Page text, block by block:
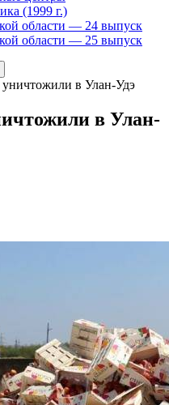
(1999 г.)
области — 24 выпуск
области — 25 выпуск
уничтожили в Улан-Удэ
в Улан-